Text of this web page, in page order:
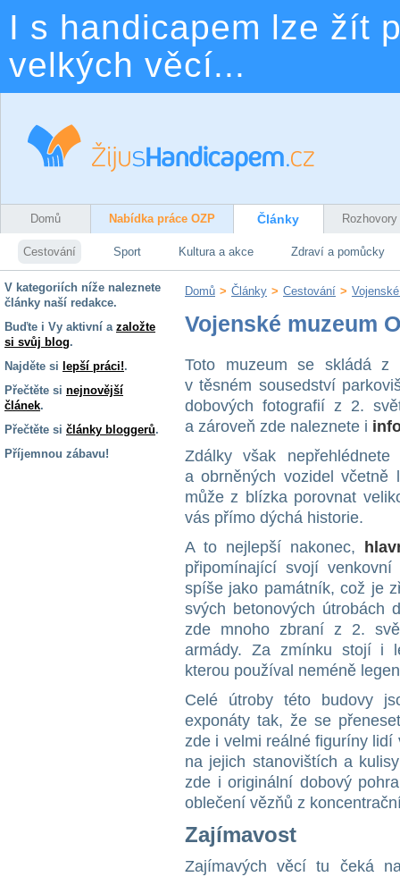
I s handicapem lze žít
velkých věcí...
Domů Nabídka práce OZP Články Rozhovory
Cestování Sport Kultura a akce Zdraví a pomůcky
V kategoriích níže naleznete
články naší redakce.
Buďte i Vy aktivní a založte
si svůj blog.
Najděte si lepší práci!.
Přečtěte si nejnovější
článek.
Přečtěte si články bloggerů.
Příjemnou zábavu!
Domů > Články > Cestování >
Vojenské muzeum
Toto muzeum se skládá
v těsném sousedství
dobových fotografií z 2.
a zároveň zde naleznete i
Zdálky však
a obrněných vozidel včetně
může z blízka porovnat
vás přímo dýchá historie.
A to nejlepší nakonec,
připomínající svojí
spíše jako památník, což je
svých betonových útrobách
zde mnoho zbraní z 2.
armády. Za zmínku stojí i
kterou používal neméně
Celé útroby této budovy
exponáty tak, že se
zde i velmi reálné figuríny
na jejich stanovištích a
zde i originální dobový
oblečení vězňů z
Zajímavost
Zajímavých věcí tu čeká